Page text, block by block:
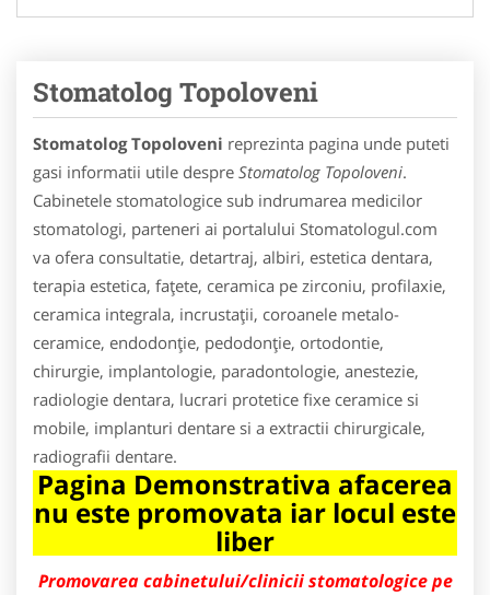
Stomatolog Topoloveni
Stomatolog Topoloveni reprezinta pagina unde puteti
gasi informatii utile despre Stomatolog Topoloveni.
Cabinetele stomatologice sub indrumarea medicilor
stomatologi, parteneri ai portalului Stomatologul.com
va ofera consultatie, detartraj, albiri, estetica dentara,
terapia estetica, faţete, ceramica pe zirconiu, profilaxie,
ceramica integrala, incrustaţii, coroanele metalo-
ceramice, endodonţie, pedodonţie, ortodontie,
chirurgie, implantologie, paradontologie, anestezie,
radiologie dentara, lucrari protetice fixe ceramice si
mobile, implanturi dentare si a extractii chirurgicale,
radiografii dentare.
Pagina Demonstrativa afacerea
nu este promovata iar locul este
liber
Promovarea cabinetului/clinicii stomatologice pe